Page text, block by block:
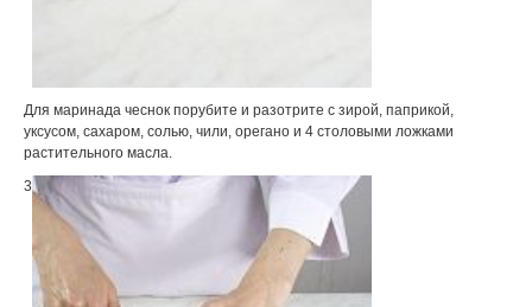
Для маринада чеснок порубите и разотрите с зирой, паприкой,
уксусом, сахаром, солью, чили, орегано и 4 столовыми ложками
растительного масла.
3